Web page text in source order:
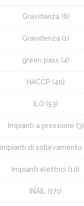
Gravidanza (6)
Gravidenza (1)
green pass (4)
HACCP (40)
ILO (53)
Impianti a pressione (3)
impianti di sollevamento
Impianti elettrici (10)
INAIL (171)